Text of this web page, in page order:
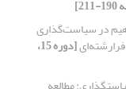
در سیاست‌گذاری
[دوره 15،